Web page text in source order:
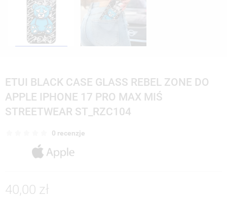
ETUI BLACK CASE GLASS REBEL ZONE DO
APPLE IPHONE 17 PRO MAX MIŚ
STREETWEAR ST_RZC104
0 recenzje
40,00 zł